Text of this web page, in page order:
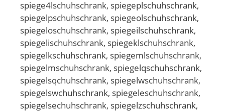
spiege4lschuhschrank, spiegeplschuhschrank,
spiegelpschuhschrank, spiegeolschuhschrank,
spiegeloschuhschrank, spiegeilschuhschrank,
spiegelischuhschrank, spiegeklschuhschrank,
spiegelkschuhschrank, spiegemlschuhschrank,
spiegelmschuhschrank, spiegelqschuhschrank,
spiegelsqchuhschrank, spiegelwschuhschrank,
spiegelswchuhschrank, spiegeleschuhschrank,
spiegelsechuhschrank, spiegelzschuhschrank,